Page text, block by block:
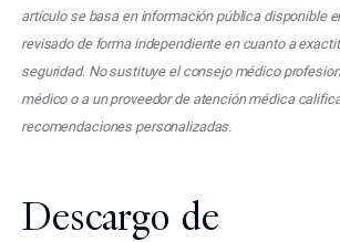
artículo se basa en información pública disponible
revisado de forma independiente en cuanto a
seguridad. No sustituye el consejo médico
médico o a un proveedor de atención médica
recomendaciones personalizadas.
Descargo de